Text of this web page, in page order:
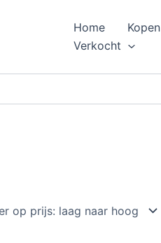
Home Kopen
Verkocht